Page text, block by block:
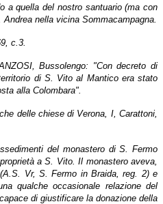
a quella del nostro santuario (ma con
nella vicina Sommacampagna.
c.3.
Bussolengo: "Con decreto di
di S. Vito al Mantico era stato
alla Colombara".
delle chiese di Verona, I, Carattoni,
del monastero di S. Fermo
a S. Vito. Il monastero aveva,
Vr, S. Fermo in Braida, reg. 2) e
qualche occasionale relazione del
di giustificare la donazione della